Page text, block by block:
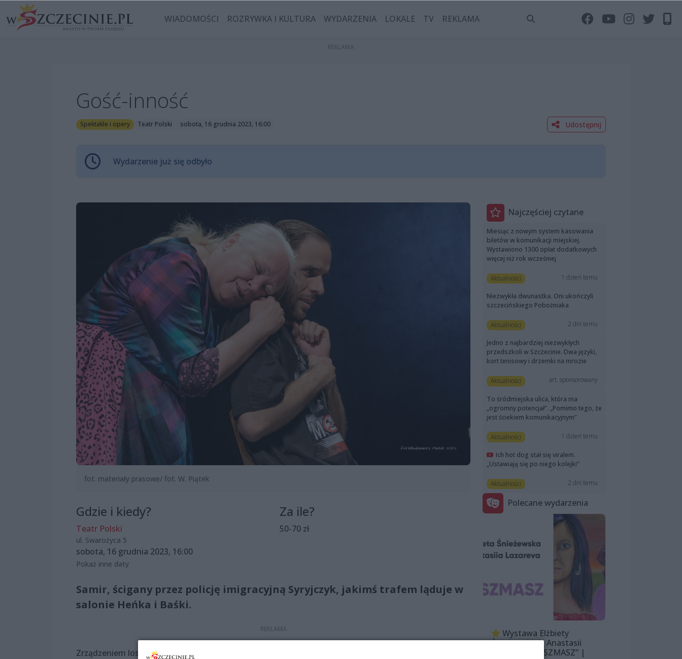
WIADOMOŚCI ROZRYWKA I KULTURA WYDARZENIA LOKALE TV REKLAMA
Gość-inność
Spektakle i opery Teatr Polski sobota, 16 grudnia 2023, 16:00 Udostępnij
Wydarzenie już się odbyło
fot. materiały prasowe/ fot. W. Piątek
Gdzie i kiedy?
Teatr Polski
ul. Swarożyca 5
sobota, 16 grudnia 2023, 16:00
Za ile?
50-70 zł
Pokaż inne daty
Samir, ścigany przez policję imigracyjną Syryjczyk, jakimś trafem ląduje w
salonie Heńka i Baśki.
Zrządzeniem losu para emerytów ma w mieszkaniu pokój gościnny – od lat stoi pusty, bo Baśka łudzi
Najczęściej czytane
Miesiąc z nowym system kasowania
biletów w komunikacji miejskiej.
Wystawiono 1300 opłat dodatkowych
więcej niż rok wcześniej
Aktualności 1 dzień temu
Niezwykła dwunastka. Oni ukończyli
szczecińskiego Pobożniaka
Aktualności 2 dni temu
Jedno z najbardziej niezwykłych
przedszkoli w Szczecinie. Dwa języki,
kort tenisowy i drzemki na mrozie
Aktualności art. sponsorowany
To śródmiejska ulica, która ma
„ogromny potencjał”. „Pomimo tego, że
jest ściekiem komunikacyjnym”
Aktualności 1 dzień temu
Ich hot dog stał się viralem.
„Ustawiają się po niego kolejki”
Aktualności 2 dni temu
Polecane wydarzenia
Wystawa Elżbiety
Śnieżewskiej i Anastasii
Lazarevej „MISZMASZ” |